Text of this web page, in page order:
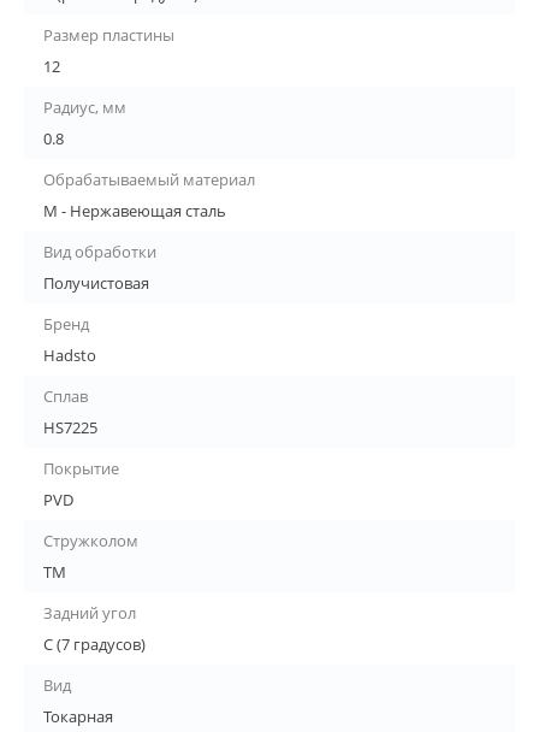
Размер пластины
12
Радиус, мм
0.8
Обрабатываемый материал
M - Нержавеющая сталь
Вид обработки
Получистовая
Бренд
Hadsto
Сплав
HS7225
Покрытие
PVD
Стружколом
TM
Задний угол
C (7 градусов)
Вид
Токарная